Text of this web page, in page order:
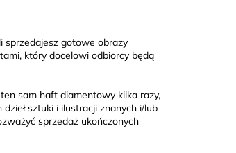
sprzedajesz gotowe obrazy
który docelowi odbiorcy będą
sam haft diamentowy kilka razy,
sztuki i ilustracji znanych i/lub
sprzedaż ukończonych